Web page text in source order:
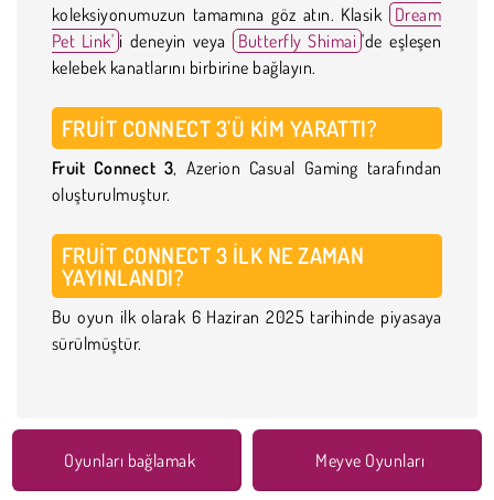
koleksiyonumuzun tamamına göz atın. Klasik
Dream
Pet Link' i deneyin veya Butterfly Shimai 'de eşleşen
kelebek kanatlarını birbirine bağlayın.
FRUIT CONNECT 3'Ü KIM YARATTI?
Fruit Connect 3, Azerion Casual Gaming tarafından
oluşturulmuştur.
FRUIT CONNECT 3 ILK NE ZAMAN
YAYINLANDI?
Bu oyun ilk olarak 6 Haziran 2025 tarihinde piyasaya
sürülmüştür.
Oyunları bağlamak Meyve Oyunları